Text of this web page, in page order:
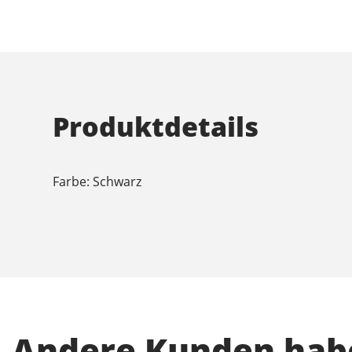
Produktdetails
Farbe: Schwarz